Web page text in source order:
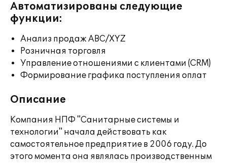
Автоматизированы следующие
функции:
Анализ продаж ABC/XYZ
Розничная торговля
Управление отношениями с клиентами (CRM)
Формирование графика поступления оплат
Описание
Компания НПФ "Санитарные системы и
технологии" начала действовать как
самостоятельное предприятие в 2006 году. До
этого момента она являлась производственным